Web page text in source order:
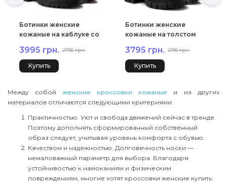
Ботинки женские
кожаные на каблуке со
1243Ц
3995 грн. 2795 грн.
Купить
Ботинки женские
кожаные на толстом
3795 грн. 2195 грн.
Купить
Между собой женские кроссовки кожаные и из других
материалов отличаются следующими критериями:
Практичностью. Уют и свобода движений сейчас в тренде.
Поэтому дополнять сформированный собственный
образ следует, учитывая уровень комфорта с обувью.
Качеством и надежностью. Долговечность носки —
немаловажный параметр для выбора. Благодаря
устойчивостью к намоканиям и физическим
повреждениям, многие хотят кроссовки женские купить.